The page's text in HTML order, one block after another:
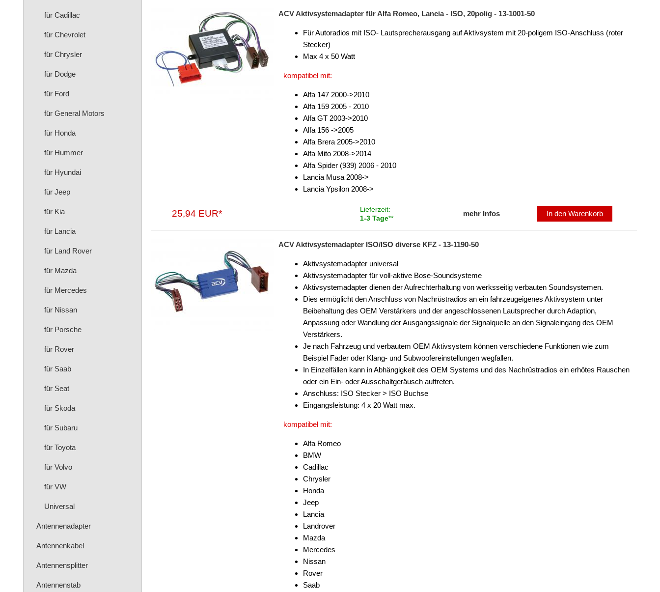
für Cadillac
für Chevrolet
für Chrysler
für Dodge
für Ford
für General Motors
für Honda
für Hummer
für Hyundai
für Jeep
für Kia
für Lancia
für Land Rover
für Mazda
für Mercedes
für Nissan
für Porsche
für Rover
für Saab
für Seat
für Skoda
für Subaru
für Toyota
für Volvo
für VW
Universal
Antennenadapter
Antennenkabel
Antennensplitter
Antennenstab
ACV Aktivsystemadapter für Alfa Romeo, Lancia - ISO, 20polig - 13-1001-50
Für Autoradios mit ISO- Lautsprecherausgang auf Aktivsystem mit 20-poligem ISO-Anschluss (roter
Stecker)
Max 4 x 50 Watt
kompatibel mit:
Alfa 147 2000->2010
Alfa 159 2005 - 2010
Alfa GT 2003->2010
Alfa 156 ->2005
Alfa Brera 2005->2010
Alfa Mito 2008->2014
Alfa Spider (939) 2006 - 2010
Lancia Musa 2008->
Lancia Ypsilon 2008->
25,94 EUR*
Lieferzeit:
1-3 Tage**
mehr Infos In den Warenkorb
ACV Aktivsystemadapter ISO/ISO diverse KFZ - 13-1190-50
Aktivsystemadapter universal
Aktivsystemadapter für voll-aktive Bose-Soundsysteme
Aktivsystemadapter dienen der Aufrechterhaltung von werksseitig verbauten Soundsystemen.
Dies ermöglicht den Anschluss von Nachrüstradios an ein fahrzeugeigenes Aktivsystem unter
Beibehaltung des OEM Verstärkers und der angeschlossenen Lautsprecher durch Adaption,
Anpassung oder Wandlung der Ausgangssignale der Signalquelle an den Signaleingang des OEM
Verstärkers.
Je nach Fahrzeug und verbautem OEM Aktivsystem können verschiedene Funktionen wie zum
Beispiel Fader oder Klang- und Subwoofereinstellungen wegfallen.
In Einzelfällen kann in Abhängigkeit des OEM Systems und des Nachrüstradios ein erhötes Rauschen
oder ein Ein- oder Ausschaltgeräusch auftreten.
Anschluss: ISO Stecker > ISO Buchse
Eingangsleistung: 4 x 20 Watt max.
kompatibel mit:
Alfa Romeo
BMW
Cadillac
Chrysler
Honda
Jeep
Lancia
Landrover
Mazda
Mercedes
Nissan
Rover
Saab